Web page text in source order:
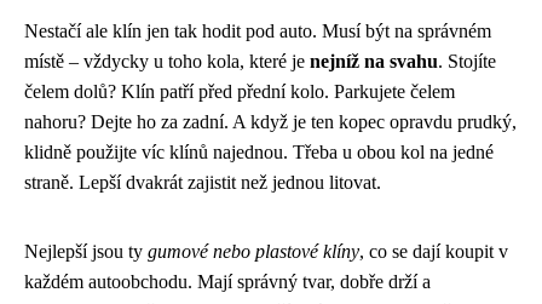
Nestačí ale klín jen tak hodit pod auto. Musí být na správném
místě – vždycky u toho kola, které je nejníž na svahu. Stojíte
čelem dolů? Klín patří před přední kolo. Parkujete čelem
nahoru? Dejte ho za zadní. A když je ten kopec opravdu prudký,
klidně použijte víc klínů najednou. Třeba u obou kol na jedné
straně. Lepší dvakrát zajistit než jednou litovat.
Nejlepší jsou ty gumové nebo plastové klíny, co se dají koupit v
každém autoobchodu. Mají správný tvar, dobře drží a